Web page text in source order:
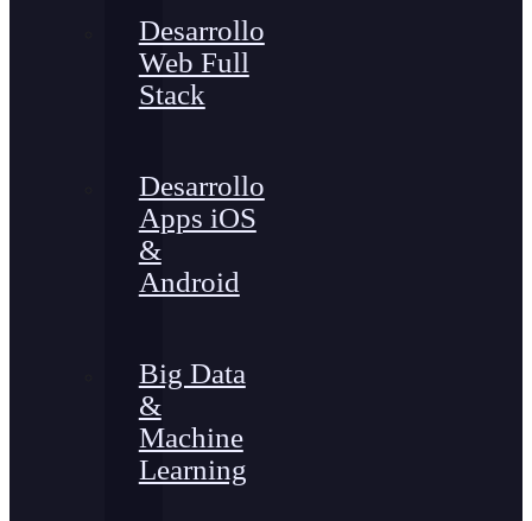
Desarrollo
Web Full
Stack
Desarrollo
Apps iOS
&
Android
Big Data
&
Machine
Learning